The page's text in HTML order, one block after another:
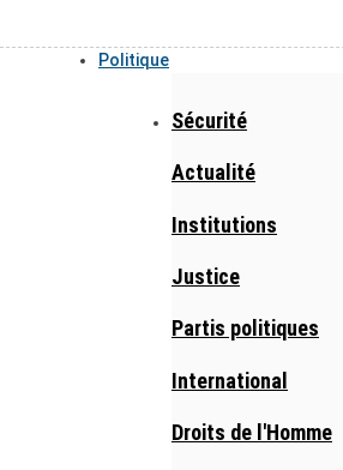
Politique
Sécurité
Actualité
Institutions
Justice
Partis politiques
International
Droits de l'Homme